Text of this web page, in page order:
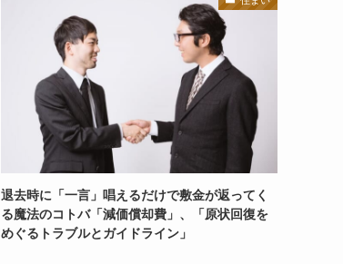
退去時に「一言」唱えるだけで敷金が返ってく
る魔法のコトバ「減価償却費」、「原状回復を
めぐるトラブルとガイドライン」